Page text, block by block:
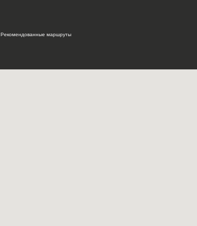
Рекомендованные маршруты